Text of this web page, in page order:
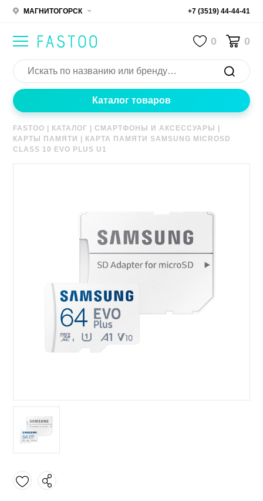
МАГНИТОГОРСК +7 (3519) 44-44-41
0 0
Каталог товаров
FASTOO КАТАЛОГ |СМАРТФОНЫ И АКСЕССУАРЫ
КАРТЫ ПАМЯТИ
КАРТА ПАМЯТИ SAMSUNG MICROSD
CLASS 10 EVO PLUS U1